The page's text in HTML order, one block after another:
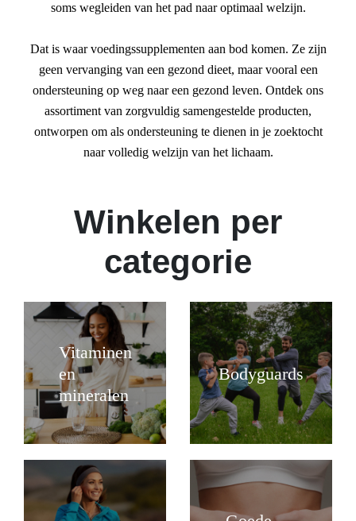
soms wegleiden van het pad naar optimaal welzijn.
Dat is waar voedingssupplementen aan bod komen. Ze zijn
geen vervanging van een gezond dieet, maar vooral een
ondersteuning op weg naar een gezond leven. Ontdek ons
assortiment van zorgvuldig samengestelde producten,
ontworpen om als ondersteuning te dienen in je zoektocht
naar volledig welzijn van het lichaam.
Winkelen per
categorie
Vitaminen
en
mineralen
Bodyguards